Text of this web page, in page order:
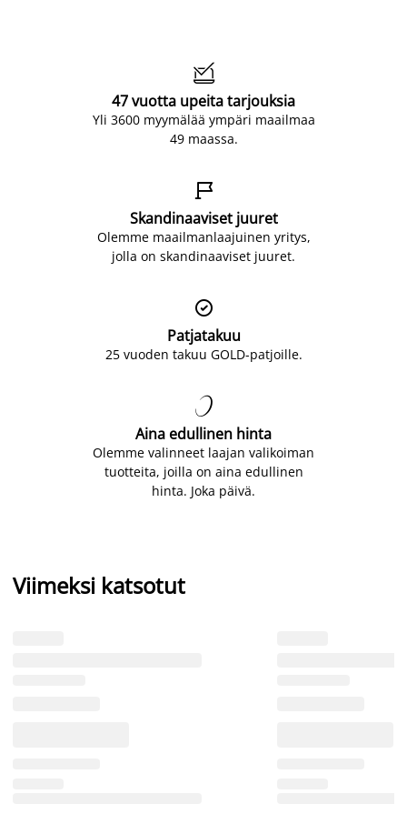

47 vuotta upeita tarjouksia
Yli 3600 myymälää ympäri maailmaa
49 maassa.

Skandinaaviset juuret
Olemme maailmanlaajuinen yritys,
jolla on skandinaaviset juuret.

Patjatakuu
25 vuoden takuu GOLD-patjoille.

Aina edullinen hinta
Olemme valinneet laajan valikoiman
tuotteita, joilla on aina edullinen
hinta. Joka päivä.
Viimeksi katsotut